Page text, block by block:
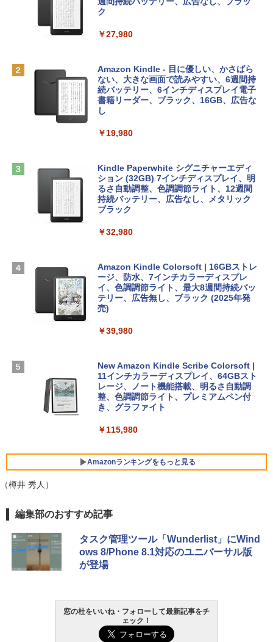
inaディスプレイ、8GBユニファイドメモ
eTime HDカメラ、Touch ID - インディ
￥137,800
tomtoc 360°保護 15.6 16インチ パソコ
ンケース Dell NEC Lavie ASUS HP dyna
Apple 2026 MacBook Air M5チップ搭載
13インチノートブック：AIとApple Intell
igence、13.6インチLiquid Retinaディ
スプレイ、24GBユニファイドメモリ、1
ームカメラ、日本語キーボード、Touch I
￥298,901
【Amazon.co.jp限定】 HP ノートパソコ
ン 15-fd 15.6インチ 16GBメモリ 512GB
FMV ノートパソコン WE1-K3 (MS 365 P
ersonal/Copilotキー搭載/Win 11/15.6型/
Core i5/16GB/SSD 512GB/ホワイト) FM
VWK3E15W_AZ
￥119,800
定バーチャルアイテムを含む】 【オンラ
インゲームコード】 ロブロックス | オン
ラインコード版
￥1,300
ows11、10/mac対応|PC2台
￥39,582
定バーチャルアイテムを含む】 【オンラ
￥3,200
Robloxギフトカード - 1000 Robux 【限
インゲームコード】 ロブロックス |オン
￥1,600
￥1,766
出す プロンプトの言葉 AI画像生成シリー
ズ (はぴーイラストLabo)
￥99
ClaudeCode いちばんやさしい 教科書:
にもKindle出版にも！ 非エンジニアのた
めのAIコーディング入門シリーズ
￥99
FM TOWNS ハイパー・カタログ: 本体ハ
￥1,600
1冊ですべて身につくHTML & CSSとWe
ク
￥27,980
Amazon Kindle - 目に優しい、かさばら
ない、大きな画面で読みやすい、6週間持
続バッテリー、6インチディスプレイ電子
書籍リーダー、ブラック、16GB、広告な
し
￥19,980
Kindle Paperwhite シグニチャーエディ
ション (32GB) 7インチディスプレイ、明
るさ自動調整、色調調節ライト、12週間
持続バッテリー、広告なし、メタリック
ブラック
￥32,980
Amazon Kindle Colorsoft | 16GBストレ
ージ、防水、7インチカラーディスプレ
イ、色調調節ライト、最大8週間持続バッ
テリー、広告無し、ブラック (2025年発
売)
￥39,980
New Amazon Kindle Scribe Colorsoft |
11インチカラーディスプレイ、64GBスト
レージ、ノート機能搭載、明るさ自動調
整、色調調節ライト、プレミアムペン付
き、グラファイト
￥115,980
Amazonランキングをもっと見る
（樽井 秀人）
編集部のおすすめ記事
タスク管理ツール「Wunderlist」にWind
ows 8/Phone 8.1対応のユニバーサル版
が登場
窓の杜をいいね・フォローして最新記事をチ
ェック！